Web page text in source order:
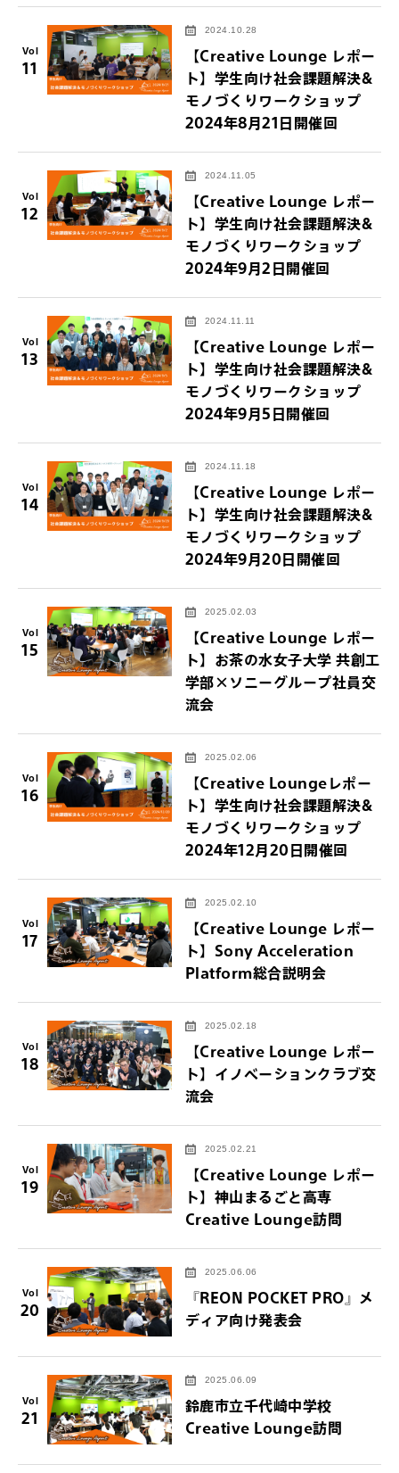
Vol
11
2024.10.28
【Creative Lounge レポー
ト】学生向け社会課題解決&
モノづくりワークショップ
2024年8月21日開催回
Vol
12
2024.11.05
【Creative Lounge レポー
ト】学生向け社会課題解決&
モノづくりワークショップ
2024年9月2日開催回
Vol
13
2024.11.11
【Creative Lounge レポー
ト】学生向け社会課題解決&
モノづくりワークショップ
2024年9月5日開催回
Vol
14
2024.11.18
【Creative Lounge レポー
ト】学生向け社会課題解決&
モノづくりワークショップ
2024年9月20日開催回
Vol
15
2025.02.03
【Creative Lounge レポー
ト】お茶の水女子大学 共創工
学部×ソニーグループ社員交
流会
Vol
16
2025.02.06
【Creative Loungeレポー
ト】学生向け社会課題解決&
モノづくりワークショップ
2024年12月20日開催回
Vol
17
2025.02.10
【Creative Lounge レポー
ト】Sony Acceleration
Platform総合説明会
Vol
18
2025.02.18
【Creative Lounge レポー
ト】イノベーションクラブ交
流会
Vol
19
2025.02.21
【Creative Lounge レポー
ト】神山まるごと高専
Creative Lounge訪問
Vol
20
2025.06.06
『REON POCKET PRO』メ
ディア向け発表会
Vol
21
2025.06.09
鈴鹿市立千代崎中学校
Creative Lounge訪問